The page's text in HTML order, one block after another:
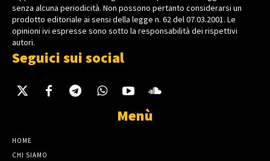
senza alcuna periodicità. Non possono pertanto considerarsi un
prodotto editoriale ai sensi della legge n. 62 del 07.03.2001. Le
opinioni ivi espresse sono sotto la responsabilità dei rispettivi
autori.
Seguici sui social
Menù
HOME
CHI SIAMO